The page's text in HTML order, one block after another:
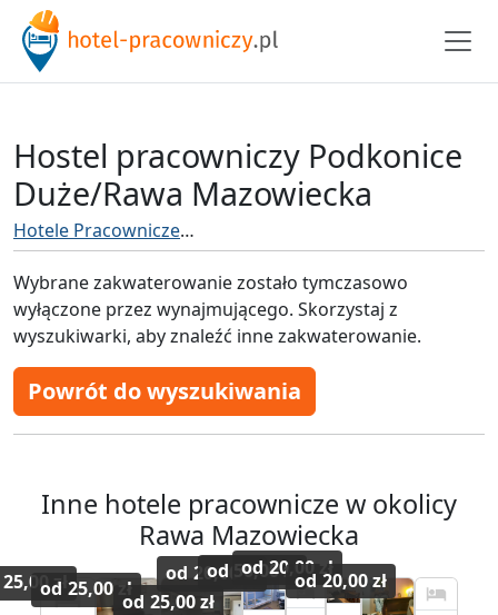
Hostel pracowniczy Podkonice
Duże/Rawa Mazowiecka
Hotele Pracownicze
Wybrane zakwaterowanie zostało tymczasowo
wyłączone przez wynajmującego. Skorzystaj z
wyszukiwarki, aby znaleźć inne zakwaterowanie.
Powrót do wyszukiwania
Inne hotele pracownicze w okolicy
Rawa Mazowiecka
25,00 zł
od 25,00 zł
od 25,00 zł
od 20,00 zł
od 50,00 zł
od 20,00 zł
od 20,00 zł